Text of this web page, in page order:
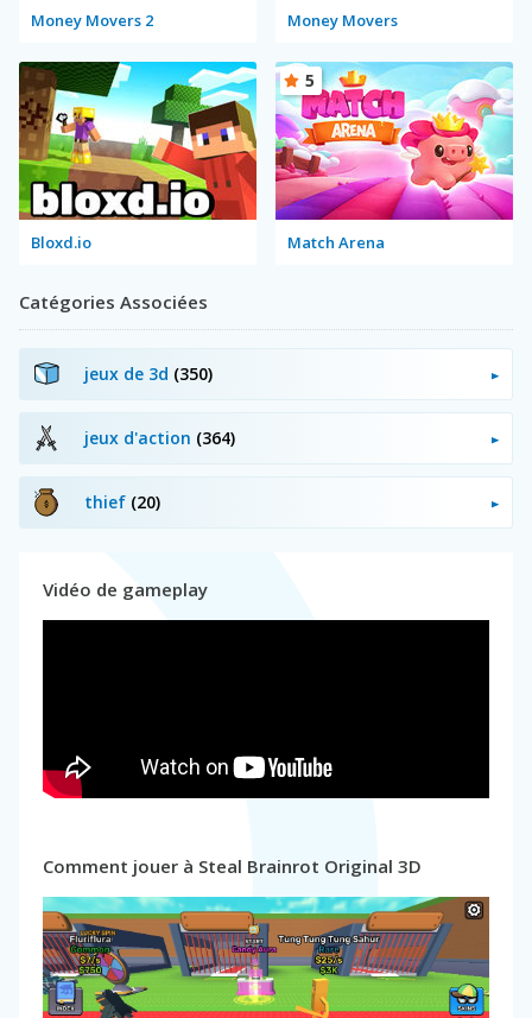
Money Movers 2 Money Movers
Bloxd.io Match Arena
5
Catégories Associées
jeux de 3d (350)
jeux d'action (364)
thief (20)
Vidéo de gameplay
Comment jouer à Steal Brainrot Original 3D